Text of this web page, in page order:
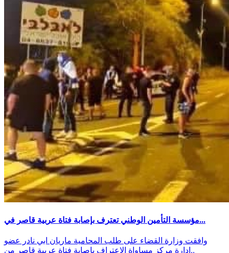
مؤسسة التأمين الوطني تعترف بإصابة فتاة عربية قاصر في...
وافقت وزارة القضاء على طلب المحامية ماريان ابي نادر عضو
ادارة مركز مساواة الاعتراف بإصابة فتاة عربية قاصر من..